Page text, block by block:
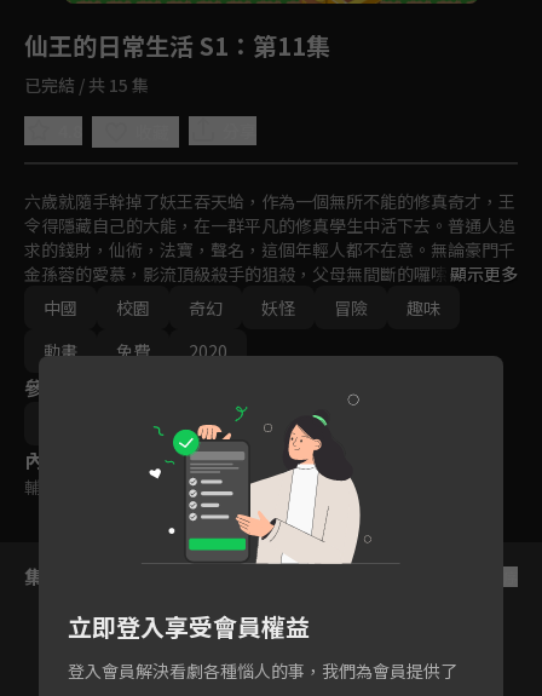
仙王的日常生活 S1 ：第11集
已完結 / 共 15 集
六歲就隨手幹掉了妖王吞天蛤，作為一個無所不能的修真奇才，王
令得隱藏自己的大能，在一群平凡的修真學生中活下去。普通人追
求的錢財，仙術，法寶，聲名，這個年輕人都不在意。無論豪門千
金孫蓉的愛慕，影流頂級殺手的狙殺，父母無間斷的囉嗦，都無法
阻止他對乾脆麵的追求。這樣的他，和四個隊友一起在論劍比賽中
遭遇豪門高校的挑戰，而之前暗殺失敗的影流魔女教主江流影也不
放棄的摻合了進來。王令會碾壓對手？還是低調的躺倒裝死？
顯示更多
中國
校園 奇幻 妖怪 冒險
趣味
動畫
免費 2020
參與演員
內容標籤
輔導十五歲級
集數列表
立即登入享受會員權益
登入會員解決看劇各種惱人的事，我們為會員提供了